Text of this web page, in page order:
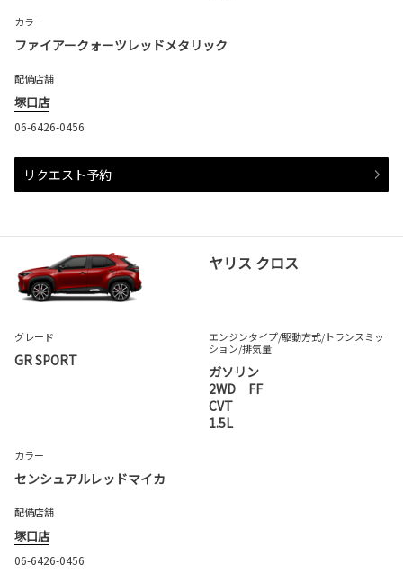
カラー
ファイアークォーツレッドメタリック
配備店舗
塚口店
06-6426-0456
リクエスト予約
ヤリス クロス
グレード
GR SPORT
エンジンタイプ/駆動方式/トランスミッ
ション/排気量
ガソリン
2WD FF
CVT
1.5L
カラー
センシュアルレッドマイカ
配備店舗
塚口店
06-6426-0456